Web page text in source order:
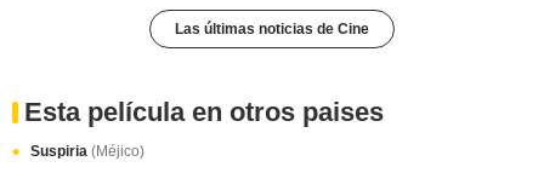
Las últimas noticias de Cine
Esta película en otros paises
Suspiria (Méjico)